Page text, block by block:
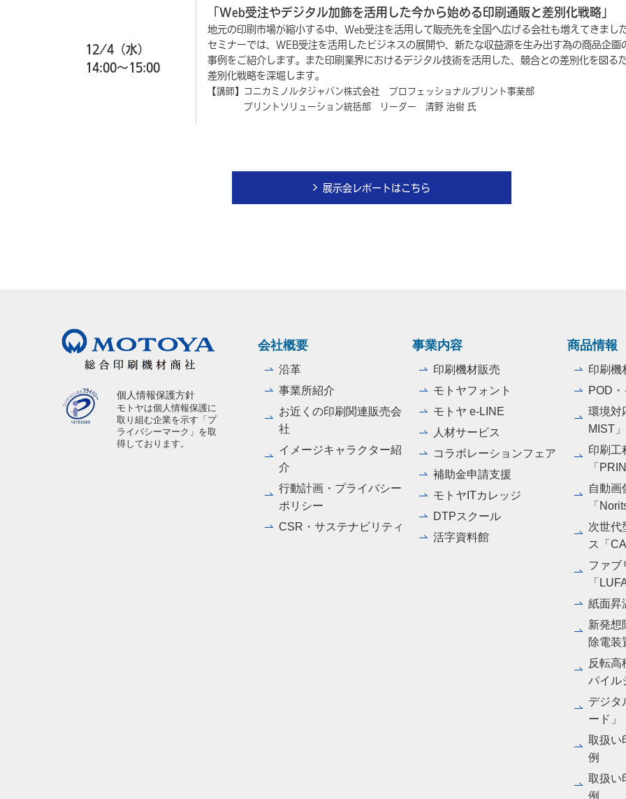
12/4（水）
14:00～15:00
「Web受注やデジタル加飾を活用した今から始める印刷通販と差別化戦略」
地元の印刷市場が縮小する中、Web受注を活用して販売先を全国へ広げる会社も増えてきまし
セミナーでは、WEB受注を活用したビジネスの展開や、新たな収益源を生み出す為の商品企画
事例をご紹介します。また印刷業界におけるデジタル技術を活用した、競合との差別化を図る
差別化戦略を深堀します。
【講師】コニカミノルタジャパン株式会社 プロフェッショナルプリント事業部
プリントソリューション統括部 リーダー 清野 治樹 氏
展示会レポートはこちら
個人情報保護方針
モトヤは個人情報保護に
取り組む企業を示す「プ
ライバシーマーク」を取
得しております。
会社概要
沿革
事業所紹介
お近くの印刷関連販売会
社
イメージキャラクター紹
介
行動計画・プライバシー
ポリシー
CSR・サステナビリティ
事業内容
印刷機材販売
モトヤフォント
モトヤ e-LINE
人材サービス
コラボレーションフェア
補助金申請支援
モトヤITカレッジ
DTPスクール
活字資料館
商品情報
印刷機
POD
環境対
MIST」
印刷工
「
自動画
「
次世代
ス「
ファブ
「
紙面昇
新発想
除電装
反転高
パイル
デジタ
ード」
取扱い
例
取扱い
例